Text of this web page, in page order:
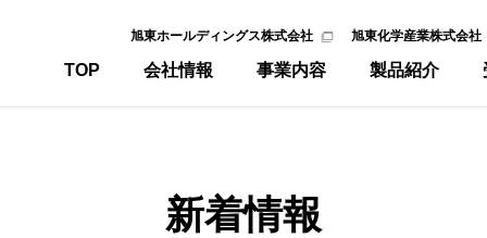
旭東ホールディングス株式会社 旭東化学産業株式会社
TOP 会社情報 事業内容 製品紹介
新着情報